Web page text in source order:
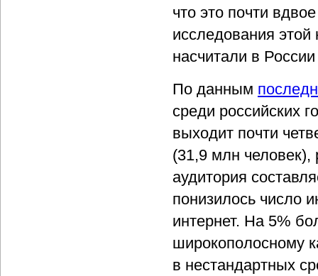
что это почти
исследования
насчитали в
По данным
среди российских
выходит почти
(31,9 млн
аудитория
понизилось число
интернет. На 5%
широкополосному
в нестандартных